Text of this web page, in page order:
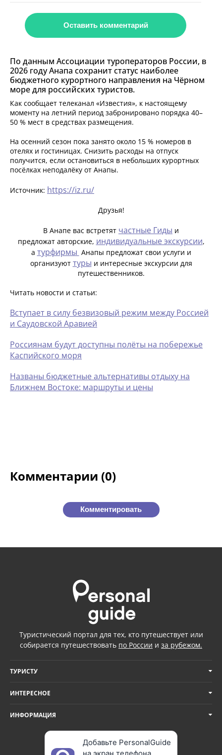
Оставить комментарий
По данным Ассоциации туроператоров России, в
2026 году Анапа сохранит статус наиболее
бюджетного курортного направления на Чёрном
море для российских туристов.
Как сообщает телеканал «Известия», к настоящему
моменту на летний период забронировано порядка 40–
50 % мест в средствах размещения.
На осенний сезон пока занято около 15 % номеров в
отелях и гостиницах. Снизить расходы на отпуск
получится, если остановиться в небольших курортных
посёлках неподалёку от Анапы.
Источник: https://iz.ru/
Друзья!
В Анапе вас встретят частные Гиды и
предложат авторские, индивидуальные экскурсии,
а турфирмы Анапы предложат свои услуги и
организуют туры и интересные экскурсии для
путешественников.
Читать новости и статьи:
Вступает в силу безвизовый режим между Россией
и Саудовской Аравией
Россиянам будут доступны полёты на побережье
Каспийского моря
Названы бюджетные альтернативы отдыху на
Ближнем Востоке: маршруты и цены
Комментарии (0)
Комментировать
Туристический портал для тех, кто путешествует или
собирается путешествовать по России и за рубежом.
ТУРИСТУ
ИНТЕРЕСНОЕ
ИНФОРМАЦИЯ
Добавьте PersonalGuide